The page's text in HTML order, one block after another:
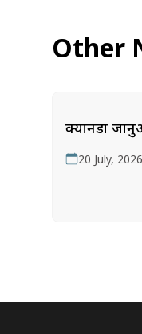
Other
क्यानडा
20 July, 2026